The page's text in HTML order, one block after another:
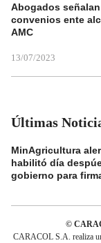
Abogados
convenios ente
AMC
13/07/2023
Últimas
MinAgricultura
habilitó día
gobierno para
©
CARACOL S.A. realiza